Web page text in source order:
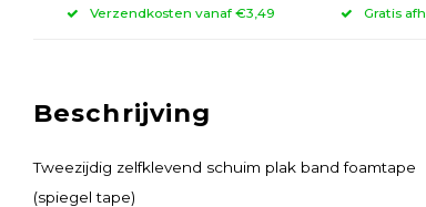
Verzendkosten vanaf €3,49 Gratis
Beschrijving
Tweezijdig zelfklevend schuim plak band foamtape
(spiegel tape)